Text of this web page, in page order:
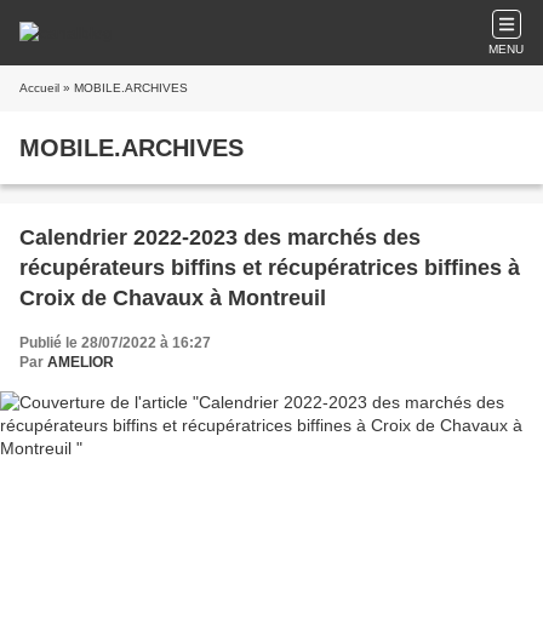
MENU
Accueil » MOBILE.ARCHIVES
MOBILE.ARCHIVES
Calendrier 2022-2023 des marchés des
récupérateurs biffins et récupératrices biffines à
Croix de Chavaux à Montreuil
Publié le 28/07/2022 à 16:27
Par AMELIOR